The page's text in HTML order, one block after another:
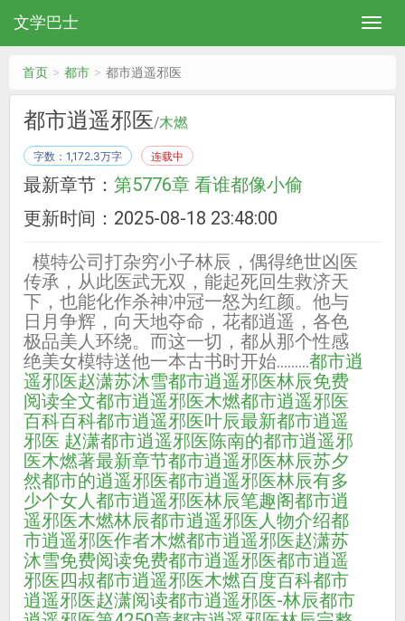
文学巴士
首页 都市 都市逍遥邪医
都市逍遥邪医/木燃
字数：1,172.3万字 连载中
最新章节： 第5776章 看谁都像小偷
更新时间：2025-08-18 23:48:00
模特公司打杂穷小子林辰，偶得绝世凶医
传承，从此医武无双，能起死回生救济天
下，也能化作杀神冲冠一怒为红颜。他与
日月争辉，向天地夺命，花都逍遥，各色
极品美人环绕。而这一切，都从那个性感
绝美女模特送他一本古书时开始……...都市逍
遥邪医赵潇苏沐雪都市逍遥邪医林辰免费
阅读全文都市逍遥邪医木燃都市逍遥邪医
百科百科都市逍遥邪医叶辰最新都市逍遥
邪医 赵潇都市逍遥邪医陈南的都市逍遥邪
医木燃著最新章节都市逍遥邪医林辰苏夕
然都市的逍遥邪医都市逍遥邪医林辰有多
少个女人都市逍遥邪医林辰笔趣阁都市逍
遥邪医木燃林辰都市逍遥邪医人物介绍都
市逍遥邪医作者木燃都市逍遥邪医赵潇苏
沐雪免费阅读免费都市逍遥邪医都市逍遥
邪医四叔都市逍遥邪医木燃百度百科都市
逍遥邪医赵潇阅读都市逍遥邪医-林辰都市